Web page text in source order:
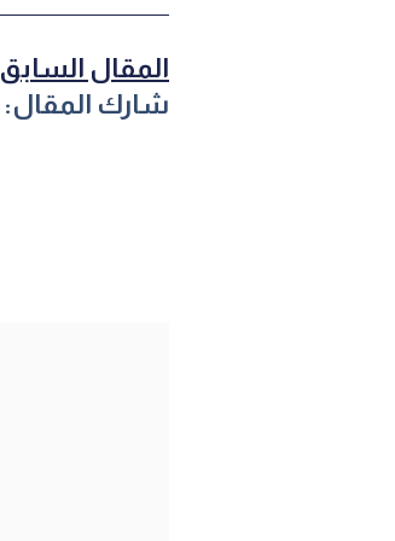
المقال السابق
شارك المقال: